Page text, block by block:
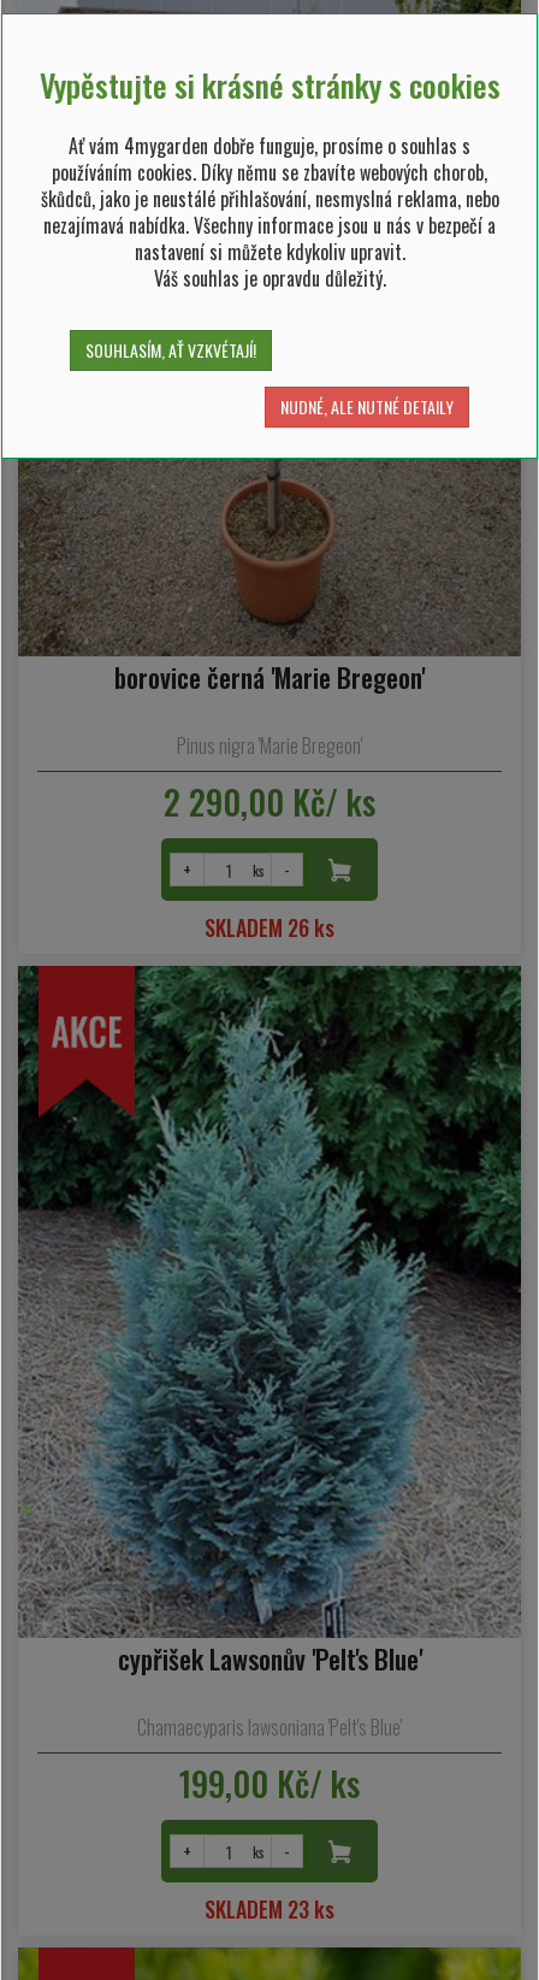
borovice černá 'Marie Bregeon'
Pinus nigra 'Marie Bregeon'
2 290,00 Kč/ ks
+ ks -
SKLADEM 26 ks
cypřišek Lawsonův 'Pelt's Blue'
Chamaecyparis lawsoniana 'Pelt's Blue'
199,00 Kč/ ks
+ ks -
SKLADEM 23 ks
Vypěstujte si krásné stránky s cookies
Ať vám 4mygarden dobře funguje, prosíme o souhlas s
používáním cookies. Díky němu se zbavíte webových chorob,
škůdců, jako je neustálé přihlašování, nesmyslná reklama, nebo
nezajímavá nabídka. Všechny informace jsou u nás v bezpečí a
nastavení si můžete kdykoliv upravit.
Váš souhlas je opravdu důležitý.
SOUHLASÍM, AŤ VZKVÉTAJÍ!
NUDNÉ, ALE NUTNÉ DETAILY